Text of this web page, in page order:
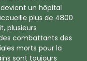
un hôpital
plus de 4800
plusieurs
combattants des
morts pour la
sont toujours